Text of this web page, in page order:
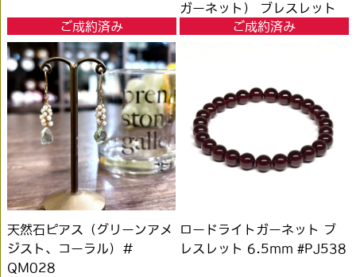
ご成約済み
ガーネット） ブレスレット
9mm #PK673
ご成約済み
天然石ピアス（グリーンアメ
ジスト、コーラル）＃
QM028
ロードライトガーネット ブ
レスレット 6.5mm #PJ538